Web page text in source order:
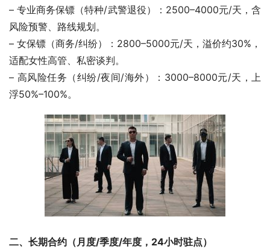
– 专业商务保镖（特种/武警退役）：2500–4000元/天，含
风险预警、路线规划。
– 女保镖（商务/纠纷）：2800–5000元/天，溢价约30%，
适配女性高管、私密谈判。
– 高风险任务（纠纷/夜间/海外）：3000–8000元/天，上
浮50%–100%。
二、长期合约（月度/季度/年度，24小时驻点）